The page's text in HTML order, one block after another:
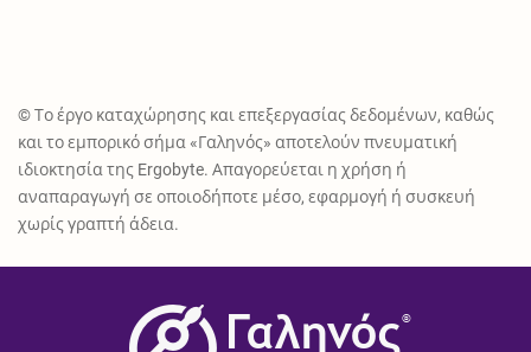
© Το έργο καταχώρησης και επεξεργασίας δεδομένων, καθώς
και το εμπορικό σήμα «Γαληνός» αποτελούν πνευματική
ιδιοκτησία της Ergobyte. Απαγορεύεται η χρήση ή
αναπαραγωγή σε οποιοδήποτε μέσο, εφαρμογή ή συσκευή
χωρίς γραπτή άδεια.
®